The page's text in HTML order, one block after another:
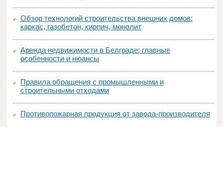
Обзор технологий строительства внешних домов:
каркас, газобетон, кирпич, монолит
Аренда недвижимости в Белграде: главные
особенности и нюансы
Правила обращения с промышленными и
строительными отходами
Противопожарная продукция от завода-производителя